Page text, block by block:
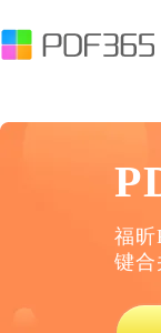
福昕
键合